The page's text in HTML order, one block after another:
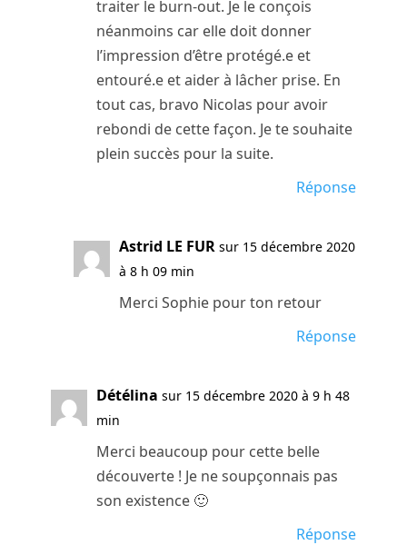
traiter le burn-out. Je le conçois
néanmoins car elle doit donner
l’impression d’être protégé.e et
entouré.e et aider à lâcher prise. En
tout cas, bravo Nicolas pour avoir
rebondi de cette façon. Je te souhaite
plein succès pour la suite.
Réponse
Astrid LE FUR sur 15 décembre 2020
à 8 h 09 min
Merci Sophie pour ton retour
Réponse
Détélina sur 15 décembre 2020 à 9 h 48
min
Merci beaucoup pour cette belle
découverte ! Je ne soupçonnais pas
son existence 🙂
Réponse